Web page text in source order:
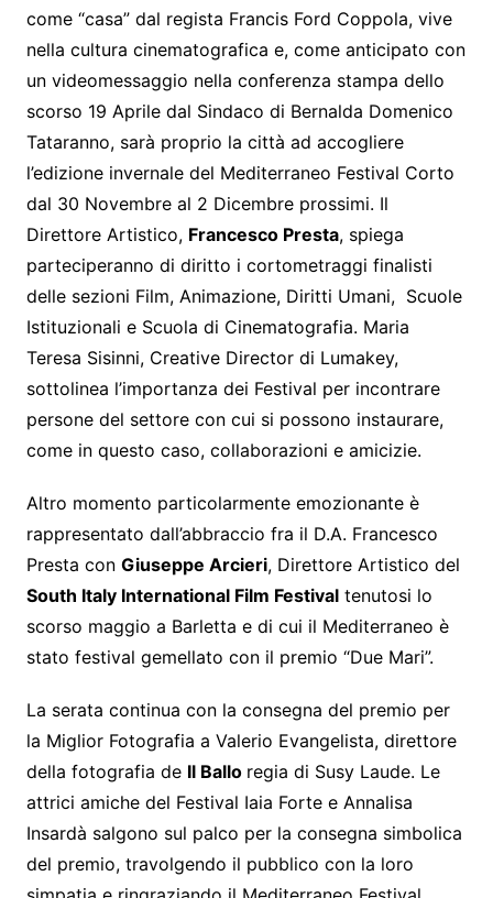
come “casa” dal regista Francis Ford Coppola, vive
nella cultura cinematografica e, come anticipato con
un videomessaggio nella conferenza stampa dello
scorso 19 Aprile dal Sindaco di Bernalda Domenico
Tataranno, sarà proprio la città ad accogliere
l’edizione invernale del Mediterraneo Festival Corto
dal 30 Novembre al 2 Dicembre prossimi. Il
Direttore Artistico, Francesco Presta, spiega
parteciperanno di diritto i cortometraggi finalisti
delle sezioni Film, Animazione, Diritti Umani, Scuole
Istituzionali e Scuola di Cinematografia. Maria
Teresa Sisinni, Creative Director di Lumakey,
sottolinea l’importanza dei Festival per incontrare
persone del settore con cui si possono instaurare,
come in questo caso, collaborazioni e amicizie.
Altro momento particolarmente emozionante è
rappresentato dall’abbraccio fra il D.A. Francesco
Presta con Giuseppe Arcieri, Direttore Artistico del
South Italy International Film Festivaltenutosi lo
scorso maggio a Barletta e di cui il Mediterraneo è
stato festival gemellato con il premio “Due Mari”.
La serata continua con la consegna del premio per
la Miglior Fotografia a Valerio Evangelista, direttore
della fotografia de Il Ballo regia di Susy Laude. Le
attrici amiche del Festival Iaia Forte e Annalisa
Insardà salgono sul palco per la consegna simbolica
del premio, travolgendo il pubblico con la loro